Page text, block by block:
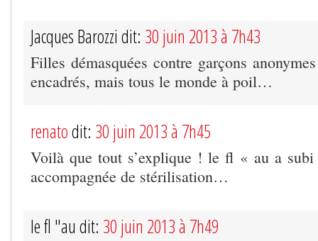
Jacques Barozzi dit: 30 juin 2013 à 7h43
Filles démasquées contre garçons
encadrés, mais tous le monde à poil…
renatodit: 30 juin 2013 à 7h45
Voilà que tout s’explique ! le fl « au a
accompagnée de stérilisation…
le fl "au dit: 30 juin 2013 à 7h49